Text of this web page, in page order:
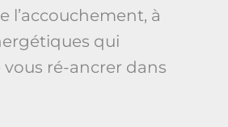
l’accouchement, à
qui
ré-ancrer dans